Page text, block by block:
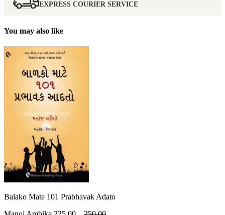
EXPRESS COURIER SERVICE
You may also like
Balako Mate 101 Prabhavak Adato